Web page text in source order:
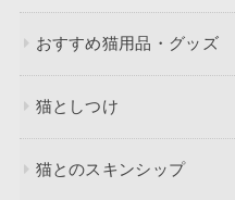
おすすめ猫用品・グッズ
猫としつけ
猫とのスキンシップ